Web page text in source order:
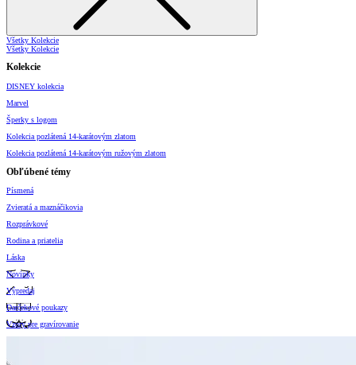
Všetky Kolekcie
Všetky Kolekcie
Kolekcie
DISNEY kolekcia
Marvel
Šperky s logom
Kolekcia pozlátená 14-karátovým zlatom
Kolekcia pozlátená 14-karátovým ružovým zlatom
Obľúbené témy
Písmená
Zvieratá a maznáčikovia
Rozprávkové
Rodina a priatelia
Láska
Novinky
Výpredaj
Darčekové poukazy
Vzory pre gravírovanie